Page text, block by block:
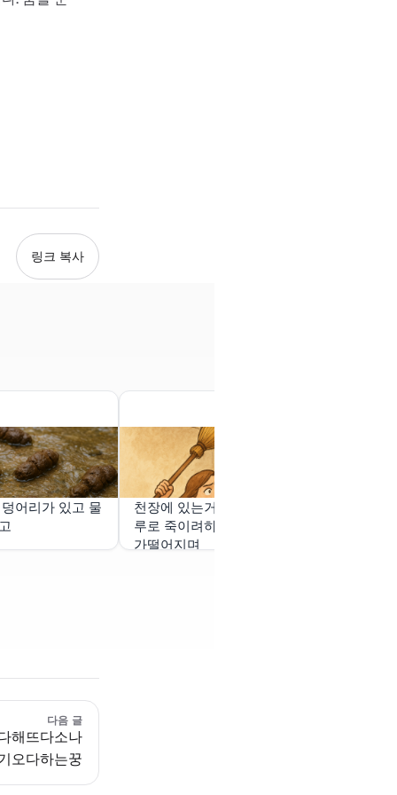
링크 복사
어리가 있고 물
천장에 있는거미를 빗자
루로 죽이려하다가 거미
가떨어지며
다음 글
해뜨다소나
오다하는꿍